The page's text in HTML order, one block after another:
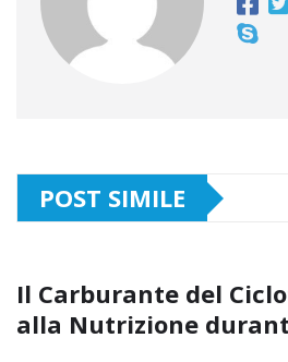
POST SIMILE
Il Carburante del
alla Nutrizione